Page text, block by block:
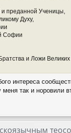
преданной Ученицы,
Духу,
Софии
и Ложи
интереса
так и норовили